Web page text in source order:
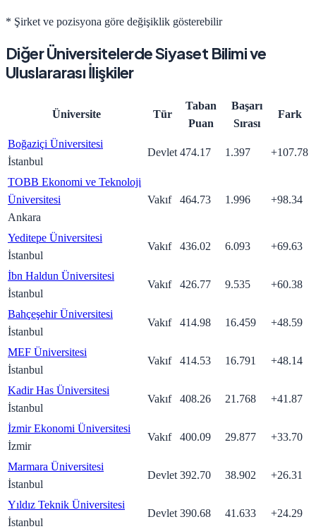
* Şirket ve pozisyona göre değişiklik gösterebilir
Diğer ÜniversitelerdeSiyaset Bilimi ve
Uluslararası İlişkiler
Üniversite Tür
Taban
Puan
Başarı
Sırası
Fark
Boğaziçi Üniversitesi
İstanbul
Devlet 474.17 1.397 +107.78
TOBB Ekonomi ve Teknoloji
Üniversitesi
Ankara
Vakıf 464.73 1.996 +98.34
Yeditepe Üniversitesi
İstanbul
Vakıf 436.02 6.093 +69.63
İbn Haldun Üniversitesi
İstanbul
Vakıf 426.77 9.535 +60.38
Bahçeşehir Üniversitesi
İstanbul
Vakıf 414.98 16.459 +48.59
MEF Üniversitesi
İstanbul
Vakıf 414.53 16.791 +48.14
Kadir Has Üniversitesi
İstanbul
Vakıf 408.26 21.768 +41.87
İzmir Ekonomi Üniversitesi
İzmir
Vakıf 400.09 29.877 +33.70
Marmara Üniversitesi
İstanbul
Devlet 392.70 38.902 +26.31
Yıldız Teknik Üniversitesi
İstanbul
Devlet 390.68 41.633 +24.29